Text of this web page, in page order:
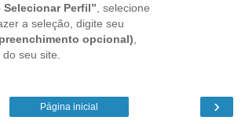
Selecionar Perfil” , selecione
a seleção, digite seu
opcional)
seu site.
›
Página inicial